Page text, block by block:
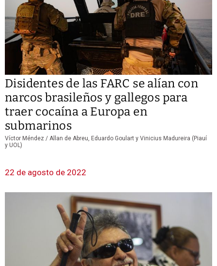
Disidentes de las FARC se alían con
narcos brasileños y gallegos para
traer cocaína a Europa en
submarinos
Víctor Méndez / Allan de Abreu, Eduardo Goulart y Vinicius Madureira (Piauí
y UOL)
22 de agosto de 2022